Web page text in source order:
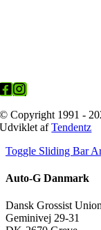
© Copyright 1991 -
Udviklet afTendentz
Toggle Sliding Bar
Auto-G Danmark
Dansk Grossist
Geminivej 29-31